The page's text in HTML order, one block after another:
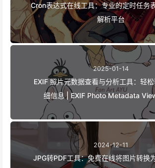
Cron表达式在线工具：专业的定时任务
解析平台
2025-01-14
EXIF 照片元数据查看与分析工具：轻
细信息 | EXIF Photo Metadata
Analyzer - Easy Access to
Information
2024-12-11
JPG转PDF工具：免费在线将图片转换